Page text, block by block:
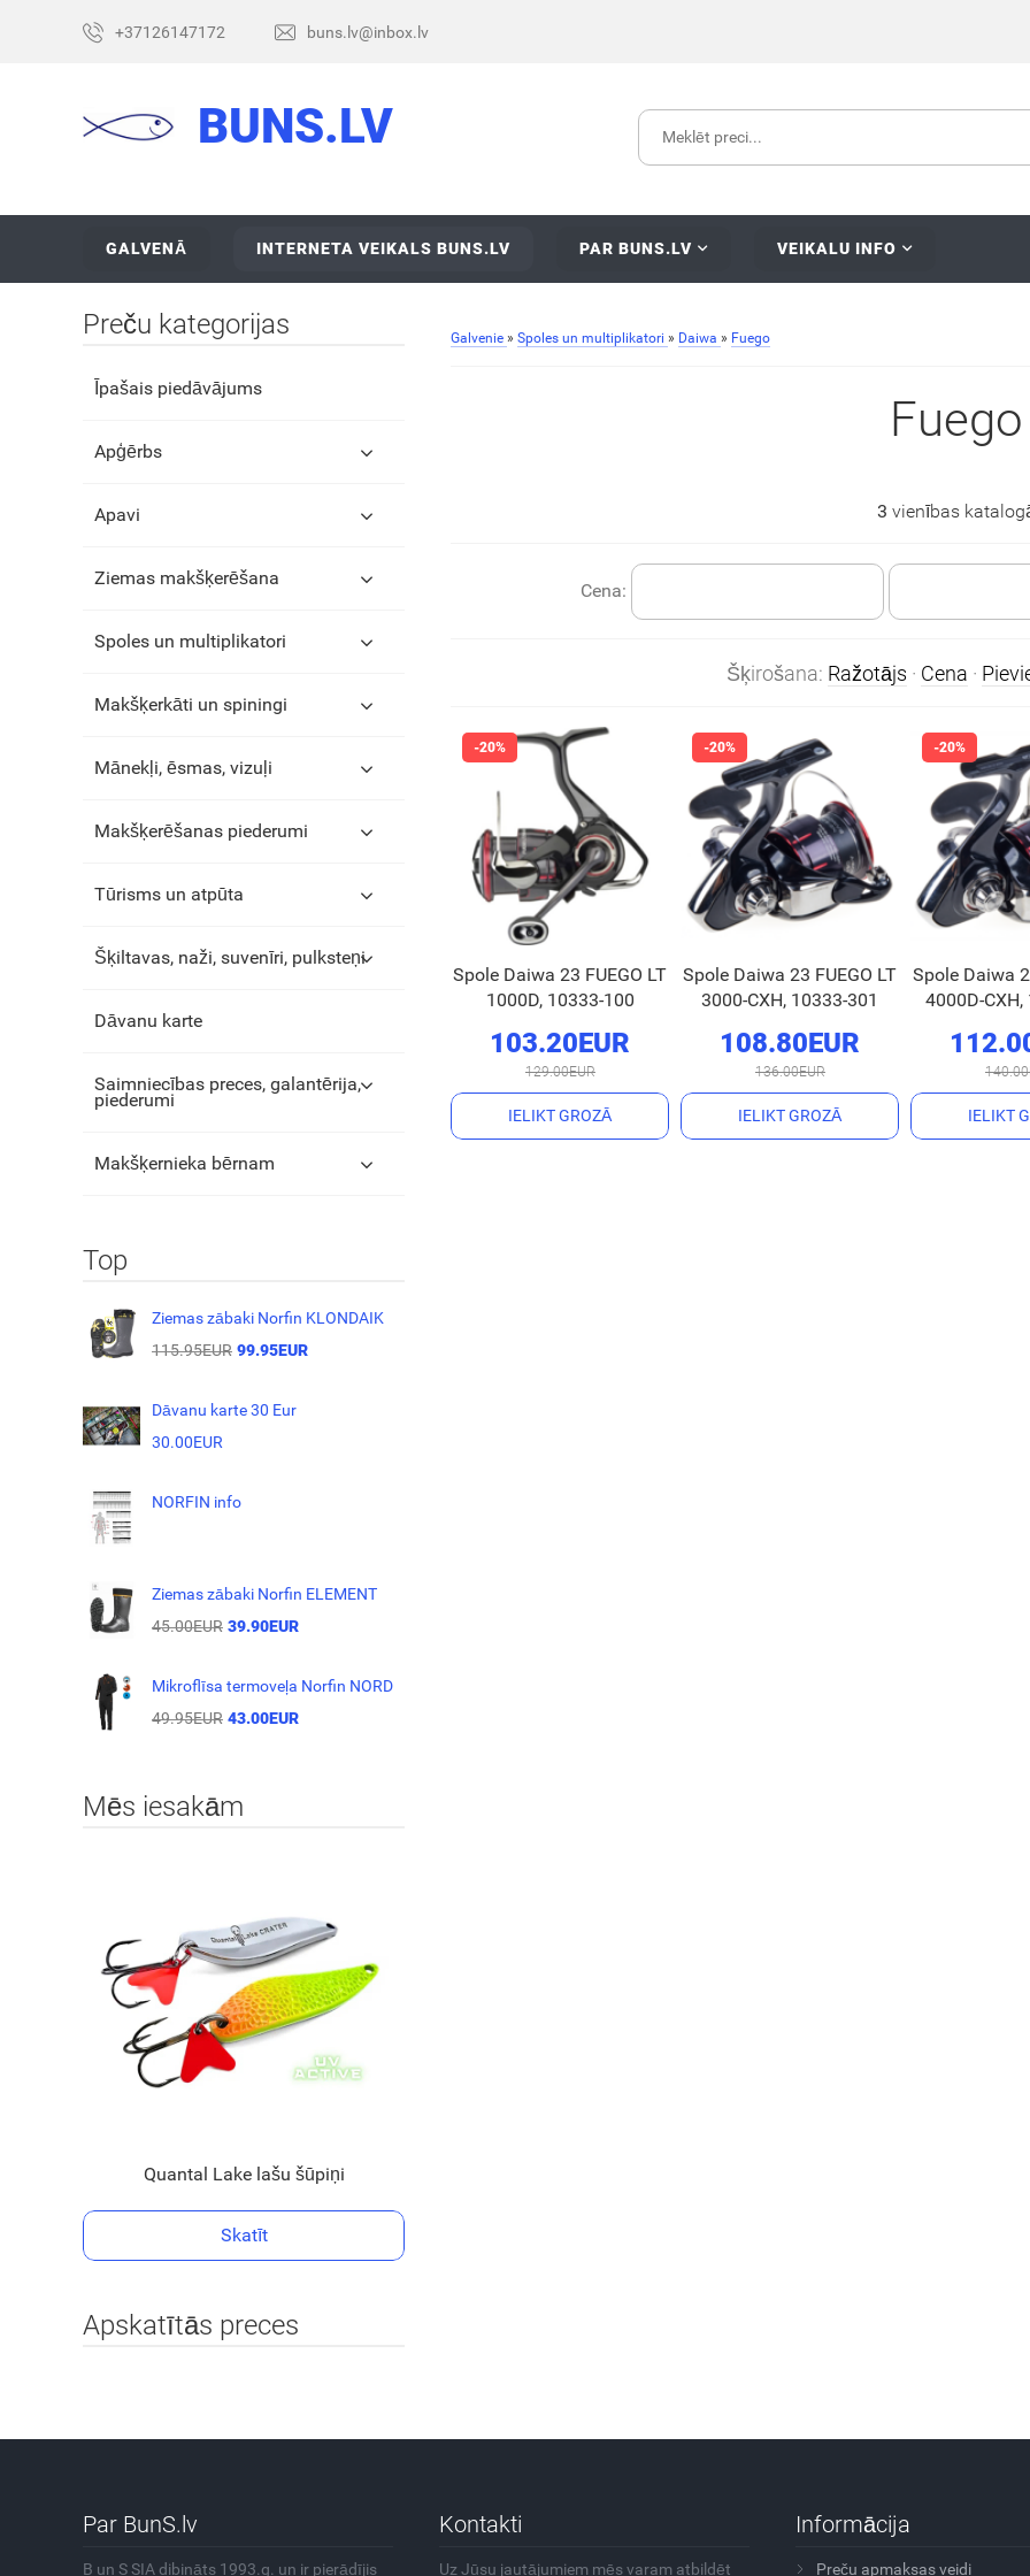
+37126147172 buns.lv@inbox.lv
BUNS.LV
GALVENĀ INTERNETA VEIKALS BUNS.LV PAR BUNS.LV VEIKALU INFO
Galvenie » Spoles un multiplikatori » Daiwa » Fuego
Fuego
3 vienības
Cena:
Šķirošana: Ražotājs · Cena ·
Spole Daiwa 23 FUEGO LT
1000D, 10333-100
103.20EUR
129.00EUR
IELIKT GROZĀ
Spole Daiwa 23 FUEGO LT
3000-CXH, 10333-301
108.80EUR
136.00EUR
IELIKT GROZĀ
Spole Daiwa
4000D-CXH,
IELIKT
Preču kategorijas
Īpašais piedāvājums
Apģērbs
Apavi
Ziemas makšķerēšana
Spoles un multiplikatori
Makšķerkāti un spiningi
Mānekļi, ēsmas, vizuļi
Makšķerēšanas piederumi
Tūrisms un atpūta
Šķiltavas, naži, suvenīri, pulksteņi
Dāvanu karte
Saimniecības preces, galantērija,
piederumi
Makšķernieka bērnam
Top
Ziemas zābaki Norfin KLONDAIK
115.95EUR 99.95EUR
Dāvanu karte 30 Eur
30.00EUR
NORFIN info
Ziemas zābaki Norfin ELEMENT
45.00EUR 39.90EUR
Mikroflīsa termoveļa Norfin NORD
49.95EUR 43.00EUR
Mēs iesakām
Quantal Lake lašu šūpiņi
Skatīt
Apskatītās preces
Par BunS.lv
B un S SIA dibināts 1993.g. un ir pierādījis
Kontakti
Uz Jūsu jautājumiem mēs varam atbildēt
Informācija
Preču apmaksas veidi